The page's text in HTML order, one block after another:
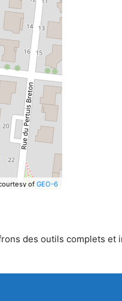
ofGEO-6
des outils complets et